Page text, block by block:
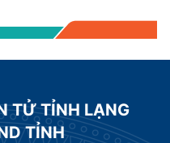
TỬ TỈNH LẠNG
TỈNH